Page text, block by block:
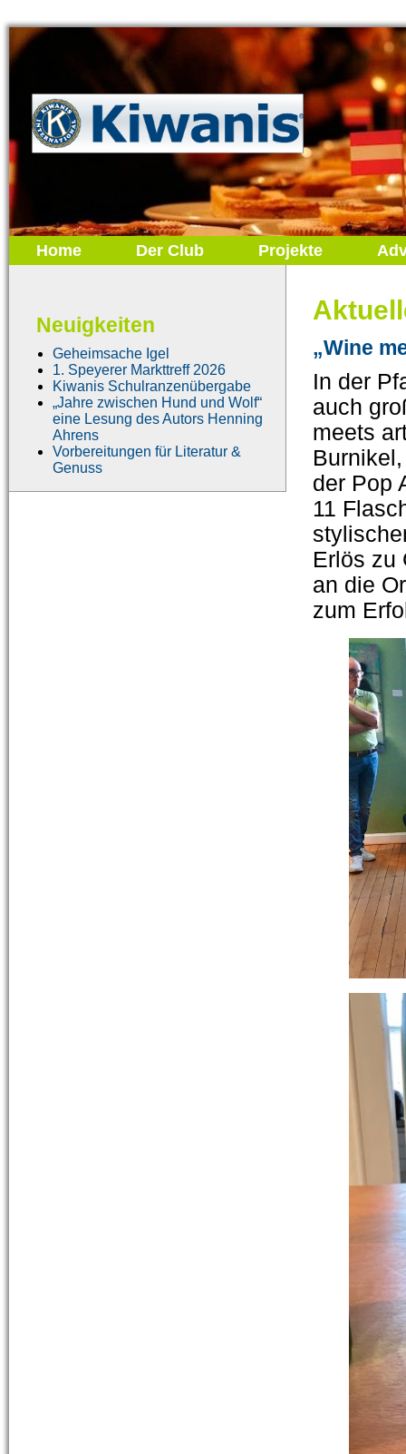
Home Der Club Projekte
Neuigkeiten
Geheimsache Igel
1. Speyerer Markttreff 2026
Kiwanis Schulranzenübergabe
„Jahre zwischen Hund und Wolf“
eine Lesung des Autors Henning
Ahrens
Vorbereitungen für Literatur &
Genuss
„Wine
In der
auch
meets
der Pop
11
Erlös zu
an die
zum